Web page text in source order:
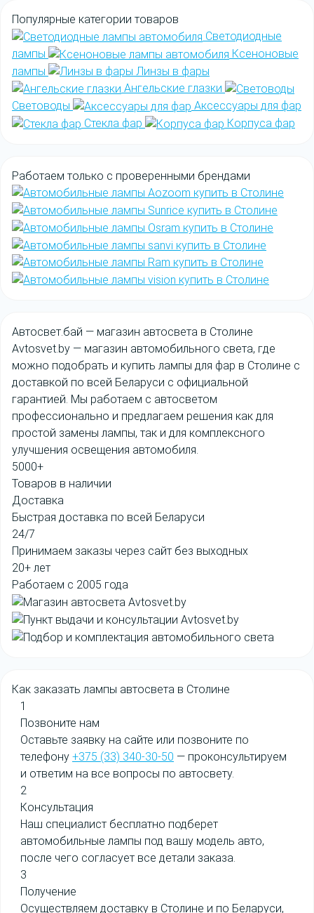
Популярные категории товаров
Светодиодные
лампы
Ксеноновые
лампы
Линзы в фары
Ангельские глазки
Световоды
Аксессуары для фар
Стекла фар
Корпуса фар
Работаем только с проверенными брендами
Автосвет.бай — магазин автосвета в Столине
Avtosvet.by — магазин автомобильного света, где
можно подобрать и купить лампы для фар в Столине с
доставкой по всей Беларуси с официальной
гарантией. Мы работаем с автосветом
профессионально и предлагаем решения как для
простой замены лампы, так и для комплексного
улучшения освещения автомобиля.
5000+
Товаров в наличии
Доставка
Быстрая доставка по всей Беларуси
24/7
Принимаем заказы через сайт без выходных
20+ лет
Работаем с 2005 года
Как заказать лампы автосвета в Столине
1
Позвоните нам
Оставьте заявку на сайте или позвоните по
телефону +375 (33) 340-30-50 — проконсультируем
и ответим на все вопросы по автосвету.
2
Консультация
Наш специалист бесплатно подберет
автомобильные лампы под вашу модель авто,
после чего согласует все детали заказа.
3
Получение
Осуществляем доставку в Столине и по Беларуси,